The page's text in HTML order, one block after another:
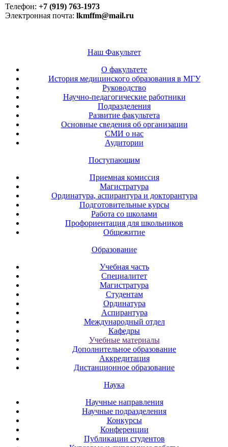
Телефон: +7 (919) 763-1973
Электронная почта: lkmffm@mail.ru
Наш Факультет
О факультете
История медицинского образования в МГУ
Руководство
Научно-педагогические работники
Подразделения
Развитие факультета
Основные сведения об организации
СМИ о нас
Аудитории
Поступающим
Приемная комиссия
Магистратура
Ординатура, аспирантура и докторантура
Подготовительные курсы
Работа со школами
Профориентация для школьников
Общежитие
Образование
Учебная часть
Специалитет
Магистратура
Студентам
Ординатура
Аспирантура
Международный отдел
Кафедры
Учебные материалы
Дополнительное образование
Аккредитация
Дистанционное образование
Наука
Научные направления
Научные подразделения
Конкурсы
Конференции
Публикации студентов